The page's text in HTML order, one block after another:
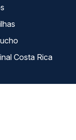
La terminal Costa Rica